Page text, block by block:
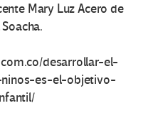
Mary Luz Acero de
desarrollar-el-
es-el-objetivo-